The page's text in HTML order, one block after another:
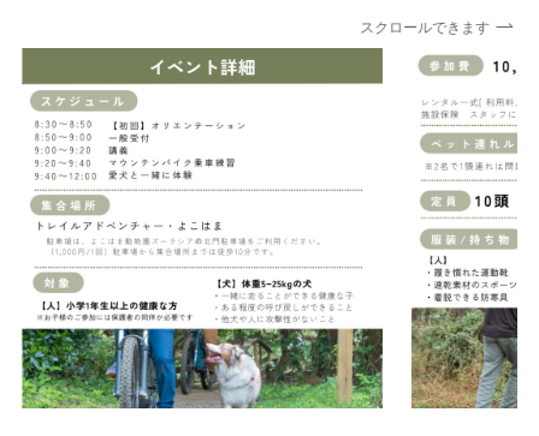
スクロールできます